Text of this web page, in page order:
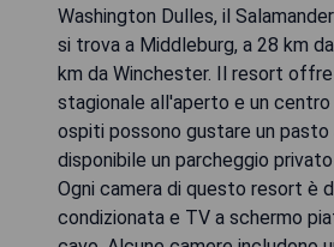
Washington Dulles, il
si trova a Middleburg, a 28 km
km da Winchester. Il resort offre
stagionale all'aperto e un centro
ospiti possono gustare un pasto
disponibile un parcheggio
Ogni camera di questo resort è
condizionata e TV a schermo